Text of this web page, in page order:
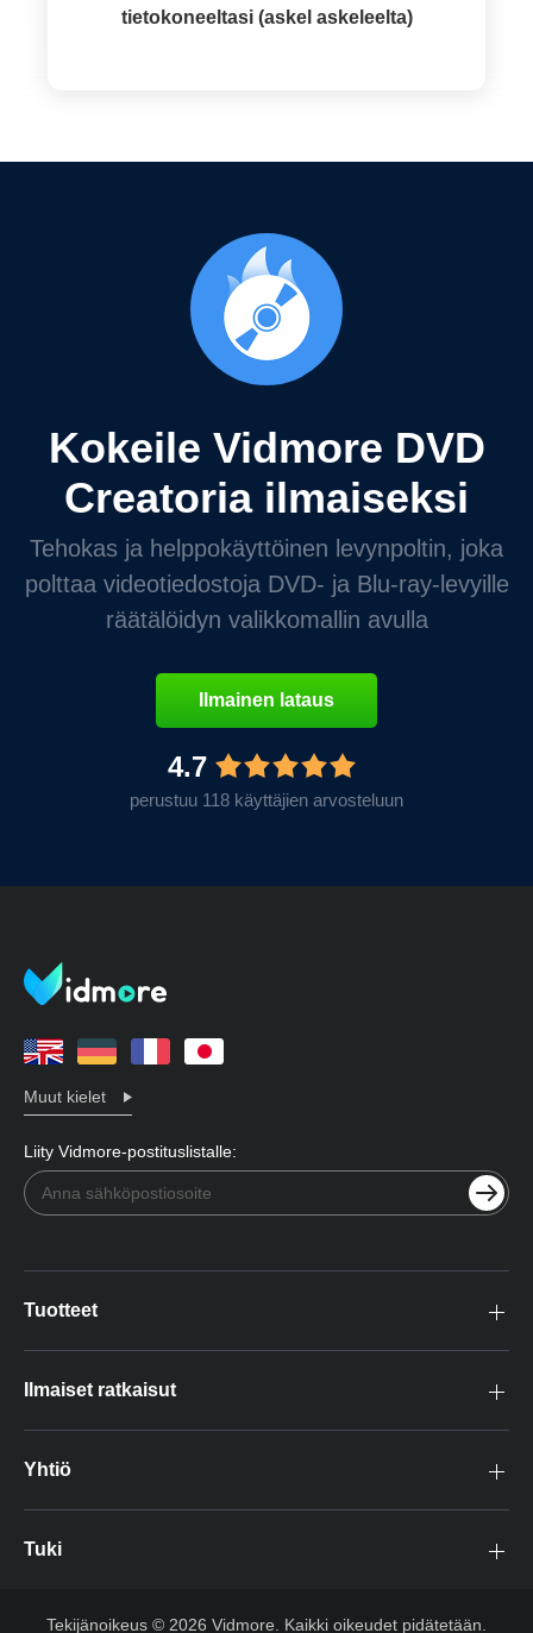
tietokoneeltasi (askel askeleelta)
Kokeile Vidmore DVD
Creatoria ilmaiseksi
Tehokas ja helppokäyttöinen levynpoltin, joka
polttaa videotiedostoja DVD- ja Blu-ray-levyille
räätälöidyn valikkomallin avulla
Ilmainen lataus
4.7
perustuu 118 käyttäjien arvosteluun
Muut kielet
Liity Vidmore-postituslistalle:
Tuotteet
Ilmaiset ratkaisut
Yhtiö
Tuki
Tekijänoikeus © 2026 Vidmore. Kaikki oikeudet pidätetään.